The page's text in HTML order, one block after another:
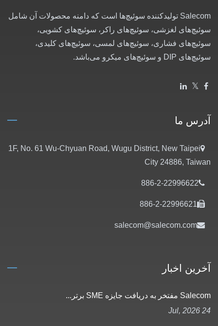
Salecom تولیدکننده سوئیچ‌ها است که دامنه محصولات آن شامل
سوئیچ‌های لغزشی، سوئیچ‌های راکر، سوئیچ‌های کشویی،
سوئیچ‌های فشاری، سوئیچ‌های لمسی، سوئیچ‌های کلیدی،
سوئیچ‌های DIP و سوئیچ‌های میکرو می‌باشد.
آدرس ما
1F, No. 61 Wu-Chyuan Road, Wugu District, New Taipei
City 24886, Taiwan
886-2-22996622
886-2-22996621
salecom@salecom.com
آخرین اخبار
Salecom مفتخر به دریافت جایزه SME برتر...
24 Jul, 2026